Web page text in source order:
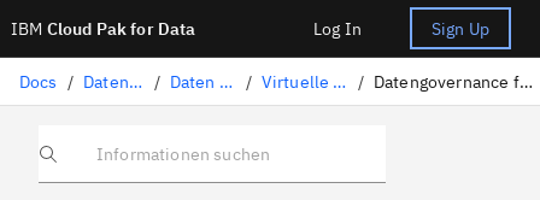
IBM Cloud Pak for Data Log In Sign Up
Docs / Daten vorbereiten / Daten virtualisieren / Virtuelle Daten regulieren / Datengovernance für virtuelle Daten mit Datenschutzregeln
Informationen suchen